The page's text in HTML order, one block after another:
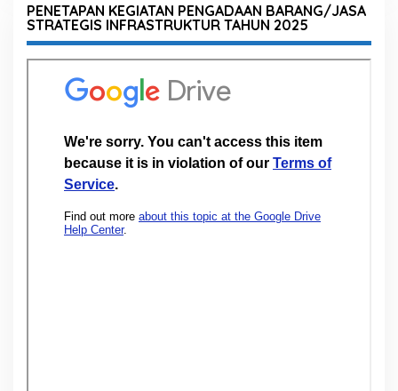
PENETAPAN KEGIATAN PENGADAAN BARANG/JASA
STRATEGIS INFRASTRUKTUR TAHUN 2025